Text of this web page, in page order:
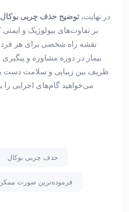
در نهایت،توضیح حذف چربی بوکال
بر تفاوت‌های بیولوژیک و
نقشه راه شخصی برای هر
بیمار در دوره مشاوره و
ظریف بین زیبایی و سلامت دست
می‌خواهید گام‌های اجرایی را
حذف چربی بوکال
فرموده‌ترین صورت